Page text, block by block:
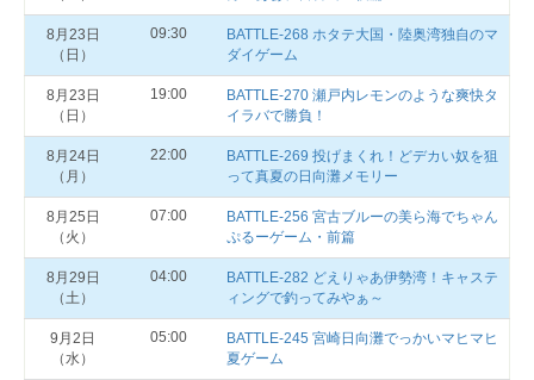
8月23日
（日）
09:30
BATTLE-268 ホタテ大国・陸奥湾独自のマ
ダイゲーム
8月23日
（日）
19:00
BATTLE-270 瀬戸内レモンのような爽快タ
イラバで勝負！
8月24日
（月）
22:00
BATTLE-269 投げまくれ！どデカい奴を狙
って真夏の日向灘メモリー
8月25日
（火）
07:00
BATTLE-256 宮古ブルーの美ら海でちゃん
ぷるーゲーム・前篇
8月29日
（土）
04:00
BATTLE-282 どえりゃあ伊勢湾！キャステ
ィングで釣ってみやぁ～
9月2日
（水）
05:00
BATTLE-245 宮崎日向灘でっかいマヒマヒ
夏ゲーム